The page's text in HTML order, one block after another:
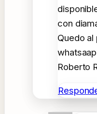
con
Quedo al
Roberto